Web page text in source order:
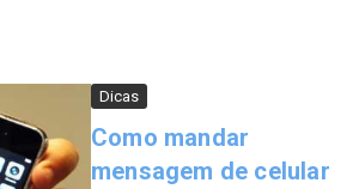
Dicas
Como mandar
mensagem de celular